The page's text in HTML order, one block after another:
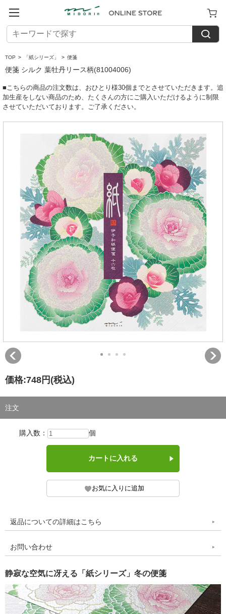
TOP > 「紙シリーズ」 > 便箋
便箋 シルク 葉牡丹リース柄(81004006)
■こちらの商品の注文数は、おひとり様30個までとさせていただきます。追
加生産をしない商品のため、たくさんの方にご購入いただけるように制限
させていただいております。ご了承ください。
価格:748円 (税込)
注文
購入数： 個
返品についての詳細はこちら
お問い合わせ
静寂な空気に冴える「紙シリーズ」冬の便箋